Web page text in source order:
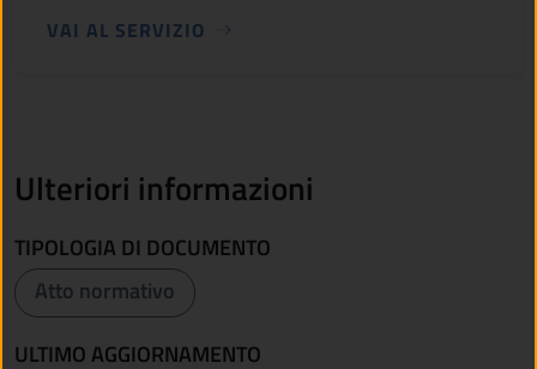
VAI AL SERVIZIO
Ulteriori informazioni
TIPOLOGIA DI DOCUMENTO
Atto normativo
ULTIMO AGGIORNAMENTO